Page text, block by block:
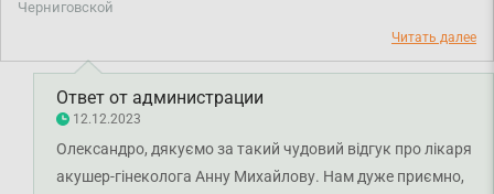
наслаждаться прекрасным состоянием, а не с неохотой идти к
«женской консультации». Уверена, что мы с малышом под
Спасибо Смарт Медикал за профессионалов высшего уровня.
Черниговской
Читать далее
Ответ от администрации
12.12.2023
Олександро, дякуємо за такий чудовий відгук про лікаря
акушер-гінеколога Анну Михайлову. Нам дуже приємно,